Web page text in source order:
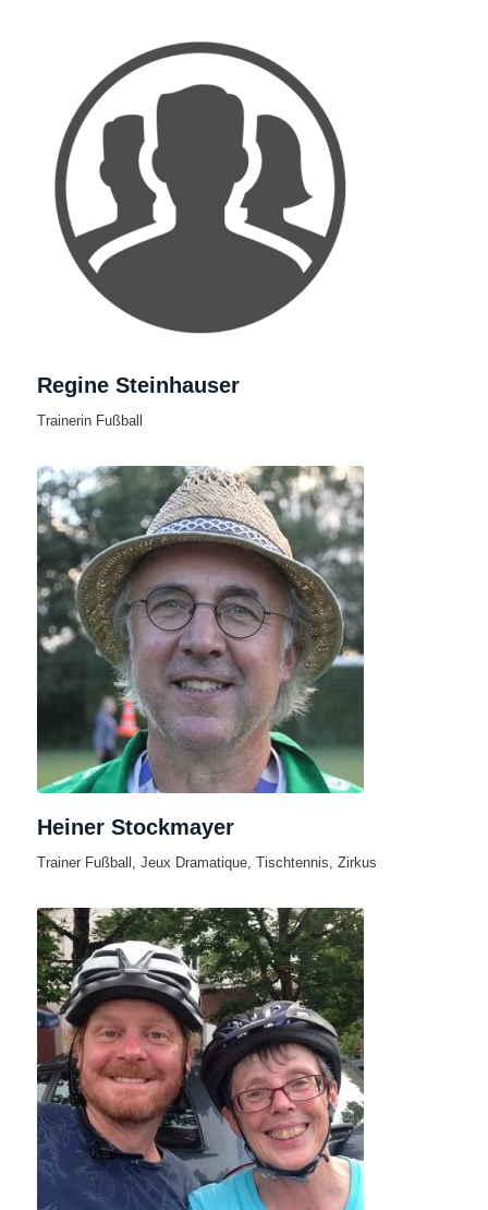
Regine Steinhauser
Trainerin Fußball
Heiner Stockmayer
Trainer Fußball, Jeux Dramatique, Tischtennis, Zirkus